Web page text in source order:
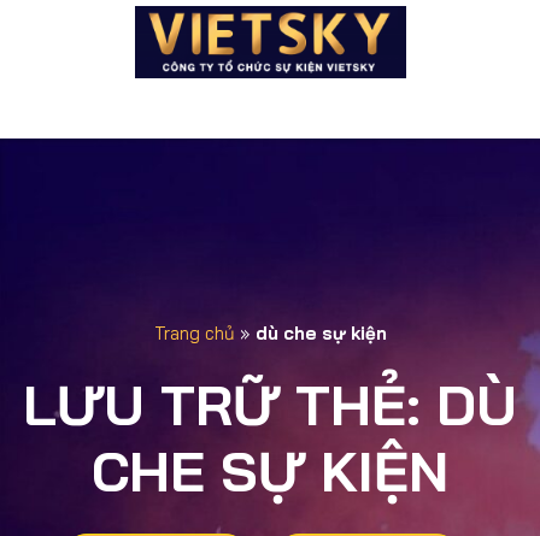
Trang chủ » dù che sự kiện
LƯU TRỮ THẺ: DÙ
CHE SỰ KIỆN